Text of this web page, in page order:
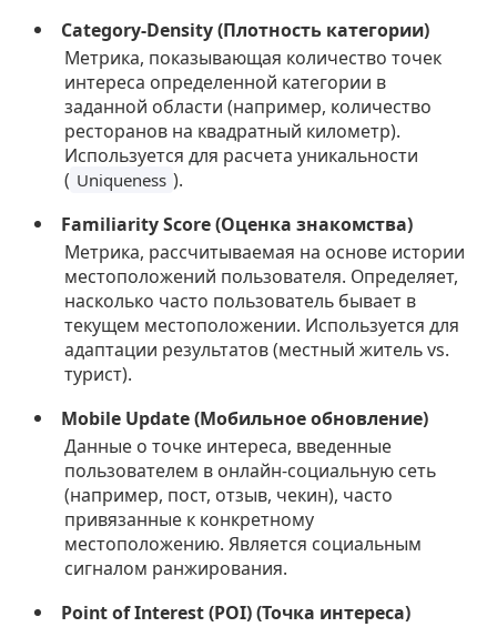
Category-Density (Плотность категории)
Метрика, показывающая количество точек
интереса определенной категории в
заданной области (например, количество
ресторанов на квадратный километр).
Используется для расчета уникальности
( Uniqueness ).
Familiarity Score (Оценка знакомства)
Метрика, рассчитываемая на основе истории
местоположений пользователя. Определяет,
насколько часто пользователь бывает в
текущем местоположении. Используется для
адаптации результатов (местный житель vs.
турист).
Mobile Update (Мобильное обновление)
Данные о точке интереса, введенные
пользователем в онлайн-социальную сеть
(например, пост, отзыв, чекин), часто
привязанные к конкретному
местоположению. Является социальным
сигналом ранжирования.
Point of Interest (POI) (Точка интереса)